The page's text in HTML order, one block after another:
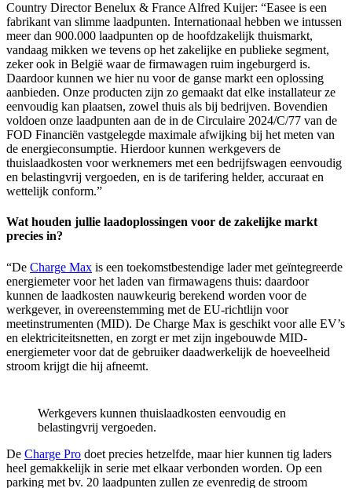
Country Director Benelux & France Alfred Kuijer: “Easee is een
fabrikant van slimme laadpunten. Internationaal hebben we intussen
meer dan 900.000 laadpunten op de hoofdzakelijk thuismarkt,
vandaag mikken we tevens op het zakelijke en publieke segment,
zeker ook in België waar de firmawagen ruim ingeburgerd is.
Daardoor kunnen we hier nu voor de ganse markt een oplossing
aanbieden. Onze producten zijn zo gemaakt dat elke installateur ze
eenvoudig kan plaatsen, zowel thuis als bij bedrijven. Bovendien
voldoen onze laadpunten aan de in de Circulaire 2024/C/77 van de
FOD Financiën vastgelegde maximale afwijking bij het meten van
de energieconsumptie. Hierdoor kunnen werkgevers de
thuislaadkosten voor werknemers met een bedrijfswagen eenvoudig
en belastingvrij vergoeden, en is de tarifering helder, accuraat en
wettelijk conform.”
Wat houden jullie laadoplossingen voor de zakelijke markt
precies in?
“De Charge Max is een toekomstbestendige lader met geïntegreerde
energiemeter voor het laden van firmawagens thuis: daardoor
kunnen de laadkosten nauwkeurig berekend worden voor de
werkgever, in overeenstemming met de EU-richtlijn voor
meetinstrumenten (MID). De Charge Max is geschikt voor alle EV’s
en elektriciteitsnetten, en zorgt er met zijn ingebouwde MID-
energiemeter voor dat de gebruiker daadwerkelijk de hoeveelheid
stroom krijgt die hij afneemt.
Werkgevers kunnen thuislaadkosten eenvoudig en
belastingvrij vergoeden.
De Charge Pro doet precies hetzelfde, maar hier kunnen tig laders
heel gemakkelijk in serie met elkaar verbonden worden. Op een
parking met bv. 20 laadpunten zullen ze evenredig de stroom